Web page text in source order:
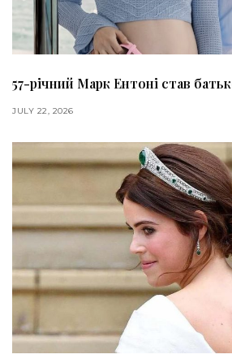
57-річний Марк Ентоні став
JULY 22, 2026